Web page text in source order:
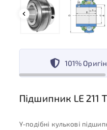
101%
Підшипник LE 211
Y-подібні кулькові